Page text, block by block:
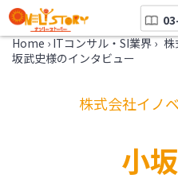
Home › ITコンサル・SI業界 › 株
坂武史様のインタビュー
株式会社イノ
小